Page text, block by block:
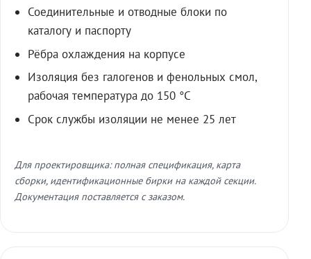
Соединительные и отводные блоки по
каталогу и паспорту
Рёбра охлаждения на корпусе
Изоляция без галогенов и фенольных смол,
рабочая температура до 150 °C
Срок службы изоляции не менее 25 лет
Для проектировщика: полная спецификация, карта
сборки, идентификационные бирки на каждой секции.
Документация поставляется с заказом.